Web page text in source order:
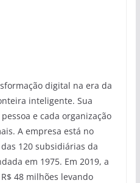
digital na era da
inteligente. Sua
e cada organização
A empresa está no
120 subsidiárias da
em 1975. Em 2019, a
48 milhões levando